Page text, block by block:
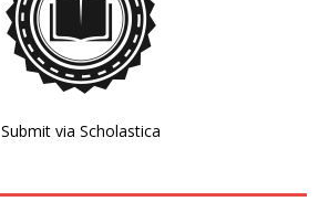
Submit via Scholastica